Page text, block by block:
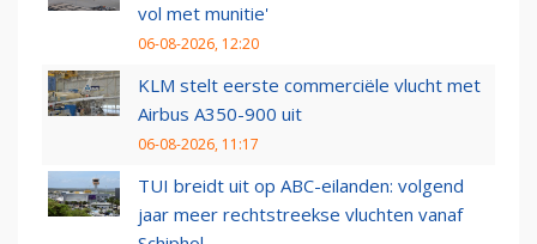
vol met munitie'
06-08-2026, 12:20
KLM stelt eerste commerciële vlucht met
Airbus A350-900 uit
06-08-2026, 11:17
TUI breidt uit op ABC-eilanden: volgend
jaar meer rechtstreekse vluchten vanaf